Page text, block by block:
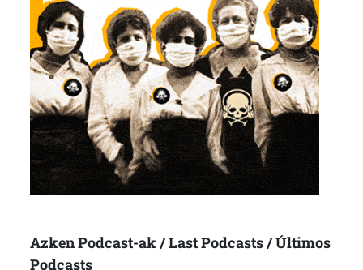
Azken Podcast-ak / Last Podcasts / Últimos
Podcasts